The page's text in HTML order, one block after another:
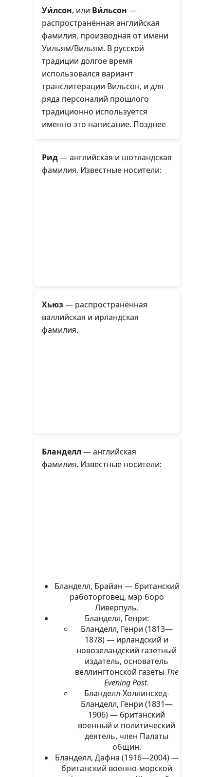
Уи́лсон, или Ви́льсон —
распространённая английская
фамилия, производная от имени
Уильям/Вильям. В русской
традиции долгое время
использовался вариант
транслитерации Вильсон, и для
ряда персоналий прошлого
традиционно используется
именно это написание. Позднее
может использоваться в качестве
имени.
Рид— английская и шотландская
фамилия. Известные носители:
Хьюз— распространённая
валлийская и ирландская
фамилия.
Бланделл — английская
фамилия. Известные носители:
Бланделл, Брайан — британский
работорговец, мэр боро
Ливерпуль.
Бланделл, Генри:
Бланделл, Генри (1813—
1878) — ирландский и
новозеландский газетный
издатель, основатель
веллингтонской газеты The
Evening Post.
Бланделл-Холлинсхед-
Бланделл, Генри (1831—
1906) — британский
военный и политический
деятель, член Палаты
общин.
Бланделл, Дафна (1916—2004) —
британский военно-морской